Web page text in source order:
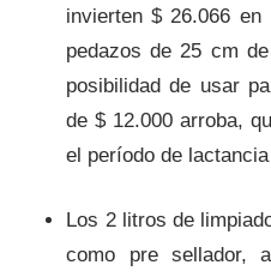
invierten $ 26.066 en
pedazos de 25 cm
posibilidad de usar
de $ 12.000 arroba,
el período de
Los 2 litros de
como pre sellador,